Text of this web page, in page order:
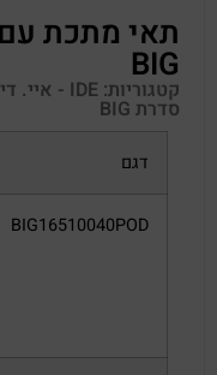
תאי מתכת
BIG
קטגוריות: IDE - איי. די. אי
סדרת BIG
דגם
BIG16510040POD